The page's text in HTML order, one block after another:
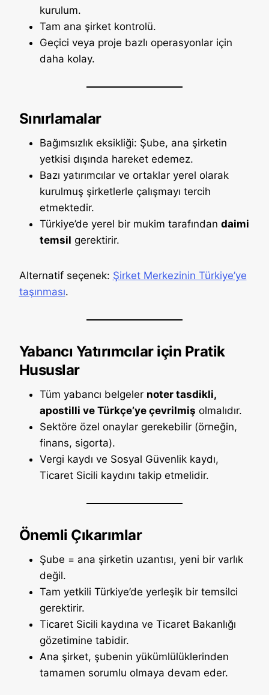
kurulum.
Tam ana şirket kontrolü.
Geçici veya proje bazlı operasyonlar için
daha kolay.
Sınırlamalar
Bağımsızlık eksikliği: Şube, ana şirketin
yetkisi dışında hareket edemez.
Bazı yatırımcılar ve ortaklar yerel olarak
kurulmuş şirketlerle çalışmayı tercih
etmektedir.
Türkiye’de yerel bir mukim tarafından daimi
temsil gerektirir.
Alternatif seçenek: Şirket Merkezinin Türkiye’ye
taşınması.
Yabancı Yatırımcılar için Pratik
Hususlar
Tüm yabancı belgeler noter tasdikli,
apostilli ve Türkçe’ye çevrilmiş olmalıdır.
Sektöre özel onaylar gerekebilir (örneğin,
finans, sigorta).
Vergi kaydı ve Sosyal Güvenlik kaydı,
Ticaret Sicili kaydını takip etmelidir.
Önemli Çıkarımlar
Şube = ana şirketin uzantısı, yeni bir varlık
değil.
Tam yetkili Türkiye’de yerleşik bir temsilci
gerektirir.
Ticaret Sicili kaydına ve Ticaret Bakanlığı
gözetimine tabidir.
Ana şirket, şubenin yükümlülüklerinden
tamamen sorumlu olmaya devam eder.